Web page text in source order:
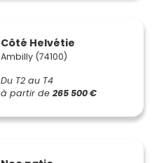
Côté Helvétie
Ambilly (74100)
Du T2 au T4
à partir de 265 500 €